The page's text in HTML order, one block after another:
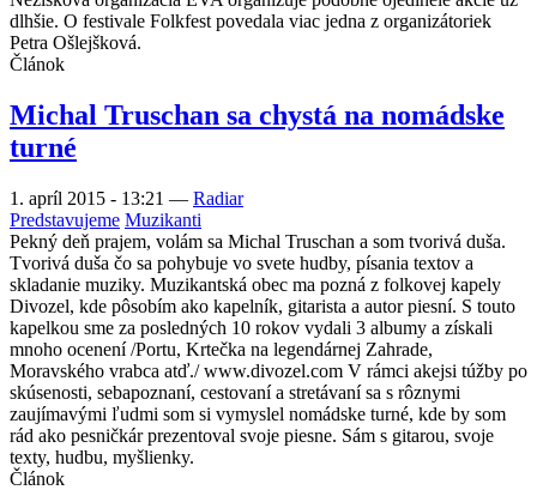
dlhšie. O festivale Folkfest povedala viac jedna z organizátoriek
Petra Ošlejšková.
Článok
Michal Truschan sa chystá na nomádske
turné
1. apríl 2015 - 13:21 — Radiar
Predstavujeme Muzikanti
Pekný deň prajem, volám sa Michal Truschan a som tvorivá duša.
Tvorivá duša čo sa pohybuje vo svete hudby, písania textov a
skladanie muziky. Muzikantská obec ma pozná z folkovej kapely
Divozel, kde pôsobím ako kapelník, gitarista a autor piesní. S touto
kapelkou sme za posledných 10 rokov vydali 3 albumy a získali
mnoho ocenení /Portu, Krtečka na legendárnej Zahrade,
Moravského vrabca atď./ www.divozel.com V rámci akejsi túžby po
skúsenosti, sebapoznaní, cestovaní a stretávaní sa s rôznymi
zaujímavými ľudmi som si vymyslel nomádske turné, kde by som
rád ako pesničkár prezentoval svoje piesne. Sám s gitarou, svoje
texty, hudbu, myšlienky.
Článok